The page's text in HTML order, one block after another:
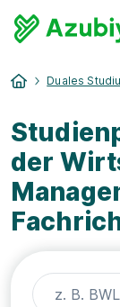
Duales
der